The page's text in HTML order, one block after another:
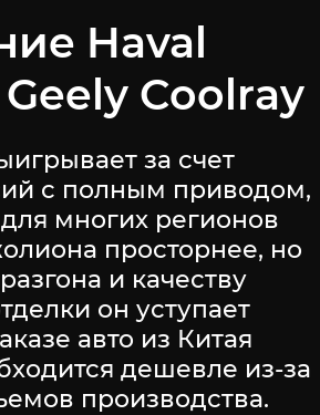
Haval
Coolray
за счет
с полным приводом,
многих регионов
просторнее, но
и качеству
он уступает
авто из Китая
дешевле из-за
производства.